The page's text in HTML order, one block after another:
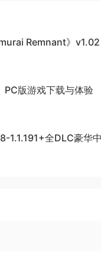
Remnant》
PC版游戏下载与体验
1.1.191+全DLC豪华